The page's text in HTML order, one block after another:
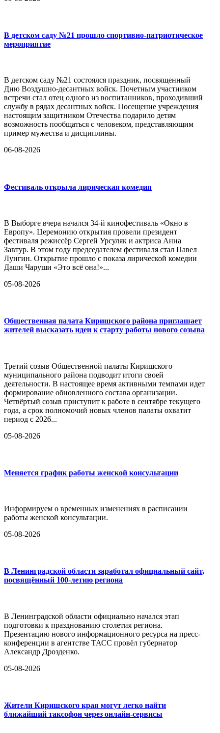
В детском саду №21 прошло спортивно-патриотическое
мероприятие
В детском саду №21 состоялся праздник, посвященный
Дню Воздушно-десантных войск. Почетным участником
встречи стал отец одного из воспитанников, проходивший
службу в рядах десантных войск. Посещение учреждения
настоящим защитником Отечества подарило детям
возможность пообщаться с человеком, представляющим
пример мужества и дисциплины.
06-08-2026
Фестиваль открыла лирическая комедия
В Выборге вчера начался 34-й кинофестиваль «Окно в
Европу». Церемонию открытия провели президент
фестиваля режиссёр Сергей Урсуляк и актриса Анна
Завтур. В этом году председателем фестиваля стал Павел
Лунгин. Открытие прошло с показа лирической комедии
Даши Чаруши «Это всё она!»...
05-08-2026
Общественная палата Киришского района приглашает
жителей высказать идеи к старту работы нового созыва
Третий созыв Общественной палаты Киришского
муниципального района подводит итоги своей
деятельности. В настоящее время активными темпами идет
формирование обновленного состава организации.
Четвёртый созыв приступит к работе в сентябре текущего
года, а срок полномочий новых членов палаты охватит
период с 2026...
05-08-2026
Меняется график работы женской консультации
Информируем о временных изменениях в расписании
работы женской консультации.
05-08-2026
В Ленинградской области заработал официальный сайт,
посвящённый 100-летию региона
В Ленинградской области официально начался этап
подготовки к празднованию столетия региона.
Презентацию нового информационного ресурса на пресс-
конференции в агентстве ТАСС провёл губернатор
Александр Дрозденко.
05-08-2026
Жители Киришского края могут легко найти
ближайший таксофон через онлайн-сервисы